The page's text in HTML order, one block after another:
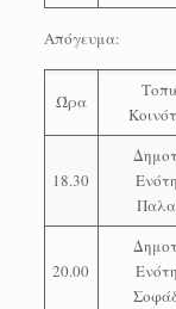
Απόγευμα:
Ώρα
18.30
20.00